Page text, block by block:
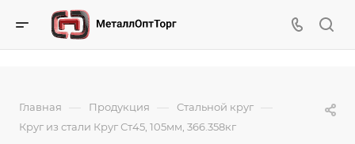
Главная — Продукция — Стальной круг —
Круг из стали Круг Ст45, 105мм, 366.358кг